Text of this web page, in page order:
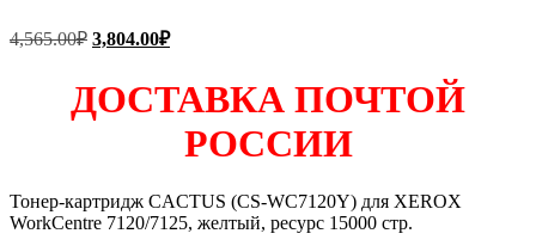
4,565.00₽ Первоначальная
4,565.00₽.
3,804.00₽Текущая
ДОСТАВКА ПОЧТОЙ
РОССИИ
Тонер-картридж CACTUS (CS-WC7120Y) для XEROX
WorkCentre 7120/7125, желтый, ресурс 15000 стр.